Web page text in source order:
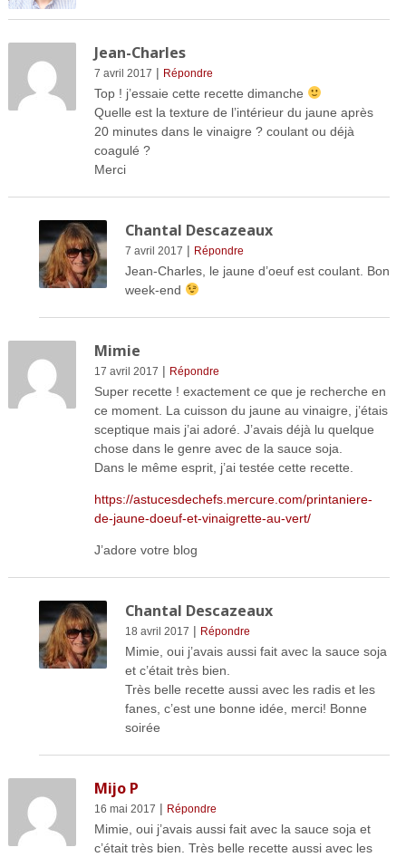
Jean-Charles
7 avril 2017 | Répondre
Top ! j’essaie cette recette dimanche
Quelle est la texture de l’intérieur du jaune après
20 minutes dans le vinaigre ? coulant ou déjà
coagulé ?
Merci
Chantal Descazeaux
7 avril 2017 | Répondre
Jean-Charles, le jaune d’oeuf est coulant. Bon
week-end
Mimie
17 avril 2017 | Répondre
Super recette ! exactement ce que je recherche en
ce moment. La cuisson du jaune au vinaigre, j’étais
sceptique mais j’ai adoré. J’avais déjà lu quelque
chose dans le genre avec de la sauce soja.
Dans le même esprit, j’ai testée cette recette.
https://astucesdechefs.mercure.com/printaniere-
de-jaune-doeuf-et-vinaigrette-au-vert/
J’adore votre blog
Chantal Descazeaux
18 avril 2017 | Répondre
Mimie, oui j’avais aussi fait avec la sauce soja
et c’était très bien.
Très belle recette aussi avec les radis et les
fanes, c’est une bonne idée, merci! Bonne
soirée
Mijo P
16 mai 2017 | Répondre
Mimie, oui j’avais aussi fait avec la sauce soja et
c’était très bien. Très belle recette aussi avec les